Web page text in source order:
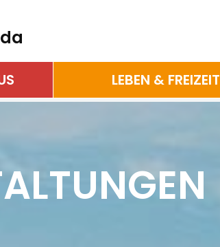
LEBEN & FREIZEIT